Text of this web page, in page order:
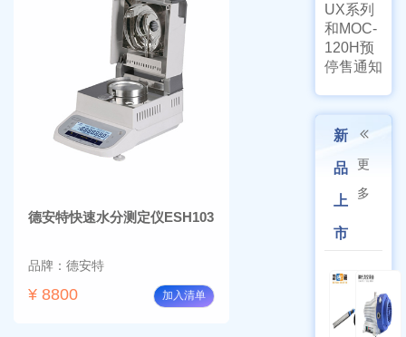
德安特快速水分测定仪ESH103
品牌：德安特
¥ 8800 加入清单
UX系列
和MOC-
120H预
停售通知
新
品
上
市
更
多